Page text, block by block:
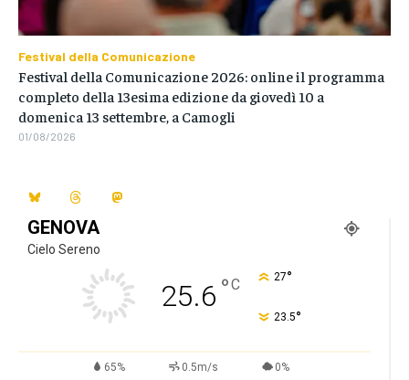
GENOVA
Cielo Sereno
25.6 °C 27°
23.5°
65% 0.5m/s 0%
Festival della Comunicazione
Festival della Comunicazione 2026: online il programma
completo della 13esima edizione da giovedì 10 a
domenica 13 settembre, a Camogli
01/08/2026